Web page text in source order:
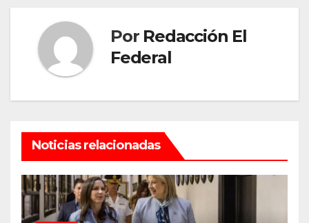
Por Redacción El
Federal
Noticias relacionadas